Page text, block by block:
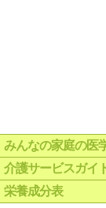
みんなの家庭の医
介護サービスガイ
栄養成分表